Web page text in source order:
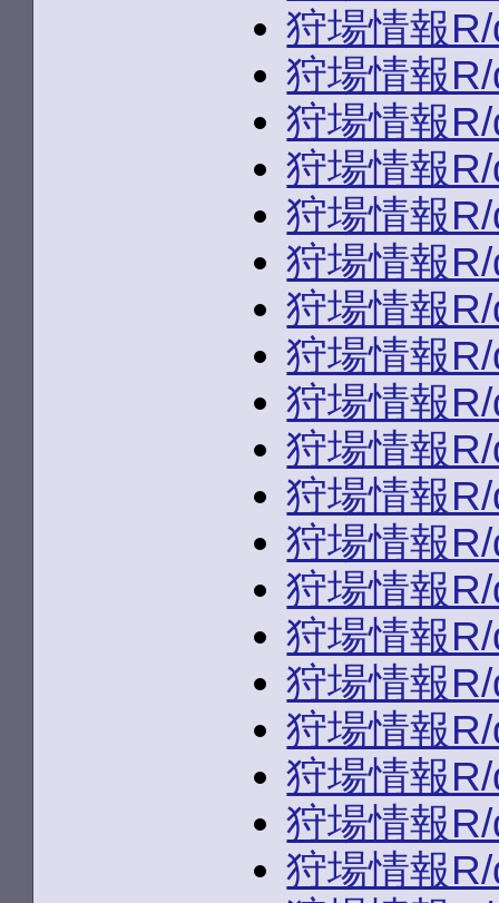
狩場情報
狩場情報
狩場情報
狩場情報
狩場情報
狩場情報
狩場情報
狩場情報
狩場情報
狩場情報
狩場情報
狩場情報
狩場情報
狩場情報
狩場情報
狩場情報
狩場情報
狩場情報
狩場情報